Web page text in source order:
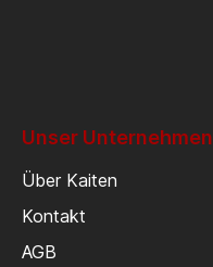
Unser Unternehmen
Über Kaiten
Kontakt
AGB